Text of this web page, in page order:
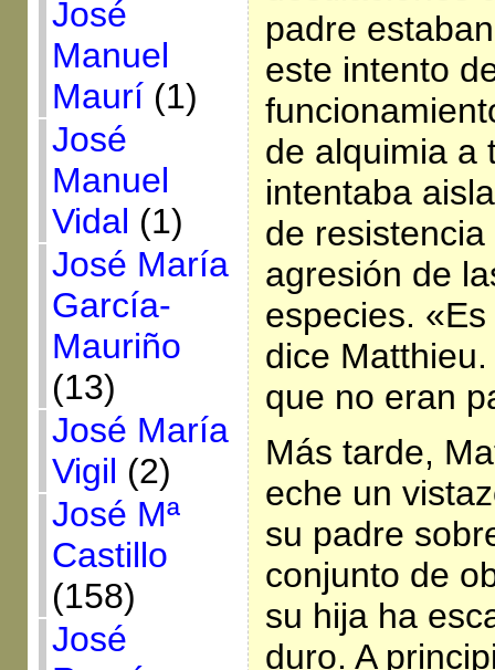
José
Manuel
Maurí(1)
José
Manuel
Vidal (1)
José María
García-
Mauriño
(13)
José María
Vigil (2)
José Mª
Castillo
(158)
José
padre
este intento
de alquimia a
intentaba
de
agresión de
especies.
dice
que no eran
Más tarde,
eche un
su padre
conjunto de
su hija ha
duro. A